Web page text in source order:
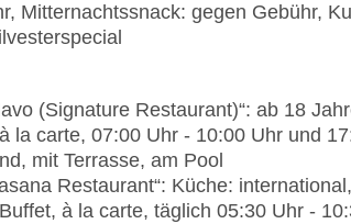
Mitternachtssnack: gegen Gebühr,
(Signature Restaurant)“: ab 18
la carte, 07:00 Uhr - 10:00 Uhr und
mit Terrasse, am Pool
Restaurant“: Küche:
à la carte, täglich 05:30 Uhr -